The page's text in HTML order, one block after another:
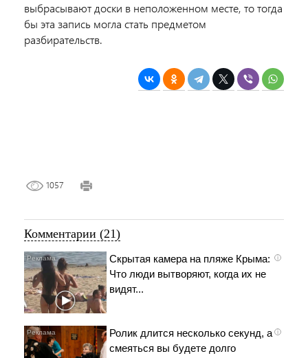
выбрасывают доски в неположенном месте, то тогда
бы эта запись могла стать предметом
разбирательств.
1057
Комментарии (21)
i
Скрытая камера на пляже Крыма:
Что люди вытворяют, когда их не
видят...
i
Ролик длится несколько секунд, а
смеяться вы будете долго